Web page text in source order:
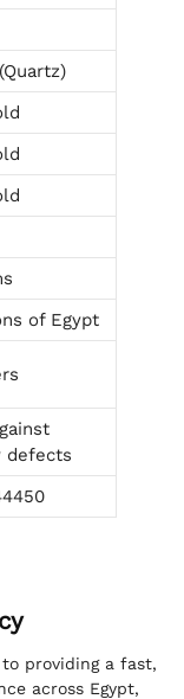
of Egypt
defects
providing a fast,
across Egypt,